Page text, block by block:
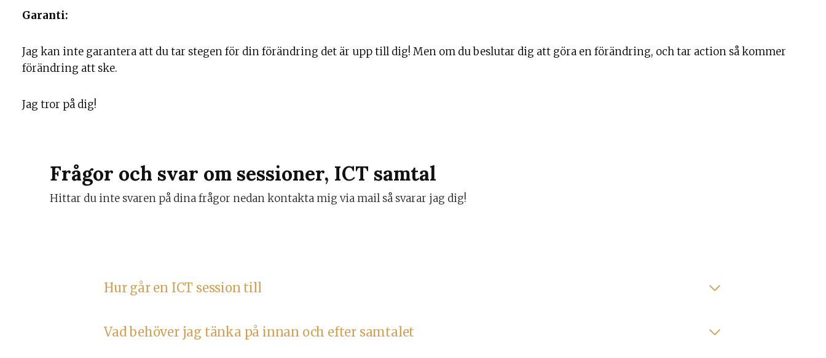
Garanti:
Jag kan inte garantera att du tar stegen för din förändring det är upp till dig! Men om du beslutar dig att göra en förändring, och tar action så kommer
förändring att ske.
Jag tror på dig!
Frågor och svar om sessioner, ICT samtal
Hittar du inte svaren på dina frågor nedan kontakta mig via mail så svarar jag dig!
Hur går en ICT session till
Vad behöver jag tänka på innan och efter samtalet